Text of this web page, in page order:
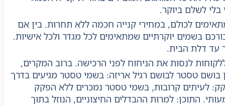
לשלם ביוקר.
לכולם, במחירי קנייה חכמה ללא תחרות. בין אם
בשמים יוקרתיים שמתאימים לכל מגדר ולכל אישיות.
עד דלת הבית.
לנסות את הניחוח לפני הרכישה. ברוב המקרים,
בושם טסטר לבושם רגיל אריזה: בשמי טסטר מגיעים בדרך
לעיתים קרובות, בשמי טסטר נמכרים ללא הפקק
התוכן: למרות ההבדלים החיצוניים, הנוזל בתוך